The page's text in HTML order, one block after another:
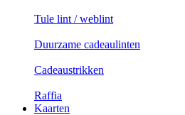
Tule lint / weblint
Duurzame cadeaulinten
Cadeaustrikken
Raffia
Kaarten